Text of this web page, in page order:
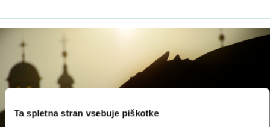
Ta spletna stran vsebuje piškotke